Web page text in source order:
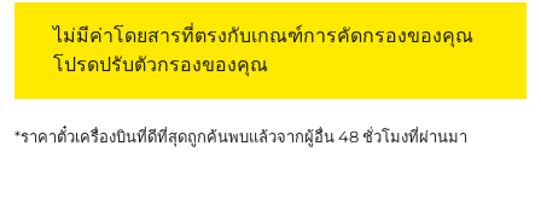
ไม่มีค่าโดยสารที่ตรงกับเกณฑ์การคัดกรองของคุณ
โปรดปรับตัวกรองของคุณ
*ราคาตั๋วเครื่องบินที่ดีที่สุดถูกค้นพบแล้วจากผู้อื่น 48 ชั่วโมงที่ผ่านมา